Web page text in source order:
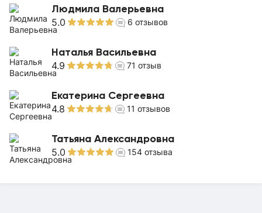
Людмила Валерьевна
5.0 6 отзывов
Наталья Васильевна
4.9 71 отзыв
Екатерина Сергеевна
4.8 11 отзывов
Татьяна Александровна
5.0 154 отзыва